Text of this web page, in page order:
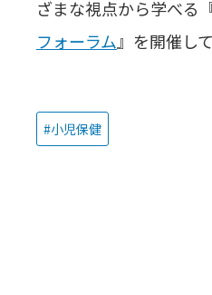
ざまな視点から学べる
フォーラム』を開催し
小児保健